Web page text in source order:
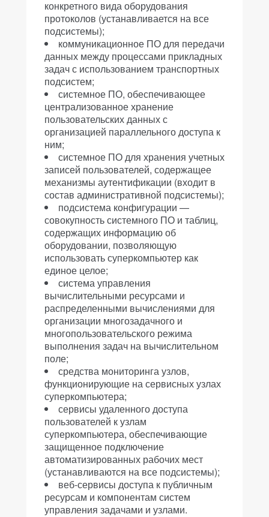
конкретного вида оборудования
протоколов (устанавливается на все
подсистемы);
коммуникационное ПО для передачи
данных между процессами прикладных
задач с использованием транспортных
подсистем;
системное ПО, обеспечивающее
централизованное хранение
пользовательских данных с
организацией параллельного доступа к
ним;
системное ПО для хранения учетных
записей пользователей, содержащее
механизмы аутентификации (входит в
состав административной подсистемы);
подсистема конфигурации —
совокупность системного ПО и таблиц,
содержащих информацию об
оборудовании, позволяющую
использовать суперкомпьютер как
единое целое;
система управления
вычислительными ресурсами и
распределенными вычислениями для
организации многозадачного и
многопользовательского режима
выполнения задач на вычислительном
поле;
средства мониторинга узлов,
функционирующие на сервисных узлах
суперкомпьютера;
сервисы удаленного доступа
пользователей к узлам
суперкомпьютера, обеспечивающие
защищенное подключение
автоматизированных рабочих мест
(устанавливаются на все подсистемы);
веб-сервисы доступа к публичным
ресурсам и компонентам систем
управления задачами и узлами.